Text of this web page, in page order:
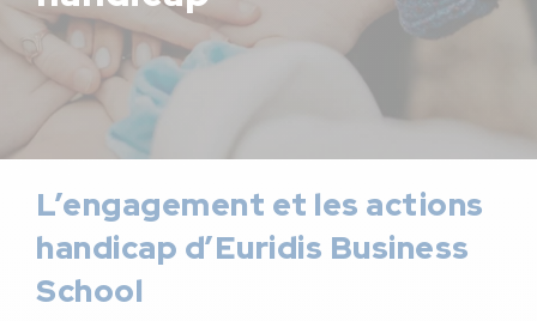
L’engagement et les actions
handicap d’Euridis Business
School